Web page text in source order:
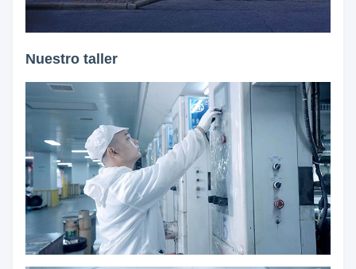
Nuestro taller